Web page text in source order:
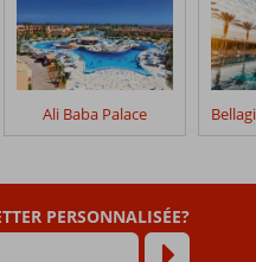
Ali Baba Palace
PERSONNALISÉE?